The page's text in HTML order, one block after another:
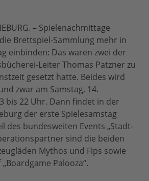
– Spielenachmittage
Brettspiel-Sammlung mehr in
einbinden: Das waren zwei der
Leiter Thomas Patzner zu
gesetzt hatte. Beides wird
zwar am Samstag, 14.
bis 22 Uhr. Dann findet in der
der erste Spielesamstag
des bundesweiten Events „Stadt-
sind die beiden
Mythos und Fips sowie
Palooza“.